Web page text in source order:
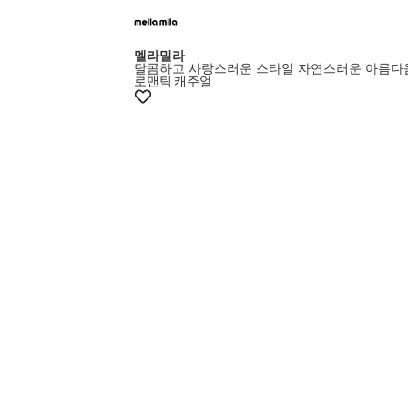
멜라밀라
달콤하고 사랑스러운 스타일 자연스러운 아름다
로맨틱 캐주얼